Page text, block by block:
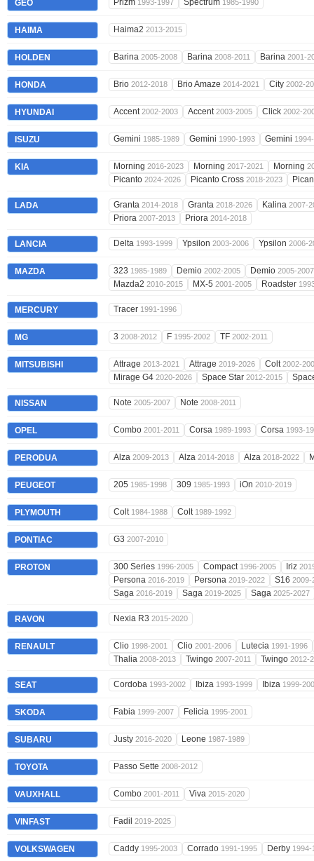
GEO Prizm 1993-1997 Spectrum 1985-1990
HAIMA Haima2 2013-2015
HOLDEN Barina 2005-2008 Barina 2008-2011 Barina 2001-
HONDA Brio 2012-2018 Brio Amaze 2014-2021 City 2002-
HYUNDAI Accent2002-2003 Accent2003-2005 Click 2002-
ISUZU Gemini 1985-1989 Gemini 1990-1993 Gemini
KIA Morning 2016-2023 Morning 2017-2021 Morning
Picanto 2024-2026 Picanto Cross 2018-2023
LADA Granta 2014-2018 Granta 2018-2026 Kalina 2007-
Priora 2007-2013 Priora 2014-2018
LANCIA Delta 1993-1999 Ypsilon 2003-2006 Ypsilon 2006-
MAZDA 323 1985-1989 Demio 2002-2005 Demio 2005-2007
Mazda2 2010-2015 MX-5 2001-2005 Roadster
MERCURY Tracer 1991-1996
MG 3 2008-2012 F 1995-2002 TF 2002-2011
MITSUBISHI Attrage 2013-2021 Attrage 2019-2026 Colt2002-
Mirage G4 2020-2026 Space Star 2012-2015
NISSAN Note 2005-2007 Note 2008-2011
OPEL Combo 2001-2011 Corsa 1989-1993 Corsa 1993-
PERODUA Alza 2009-2013 Alza 2014-2018 Alza 2018-2022
PEUGEOT 205 1985-1998 309 1985-1993 iOn 2010-2019
PLYMOUTH Colt 1984-1988 Colt 1989-1992
PONTIAC G3 2007-2010
PROTON 300 Series 1996-2005 Compact 1996-2005 Iriz
Persona 2016-2019 Persona 2019-2022 S16 2009-
Saga 2016-2019 Saga 2019-2025 Saga 2025-2027
RAVON Nexia R3 2015-2020
RENAULT Clio 1998-2001 Clio 2001-2006 Lutecia 1991-1996
Thalia 2008-2013 Twingo 2007-2011 Twingo 2012-
SEAT Cordoba 1993-2002 Ibiza 1993-1999 Ibiza 1999-
SKODA Fabia 1999-2007 Felicia 1995-2001
SUBARU Justy 2016-2020 Leone 1987-1989
TOYOTA Passo Sette 2008-2012
VAUXHALL Combo 2001-2011 Viva 2015-2020
VINFAST Fadil 2019-2025
VOLKSWAGEN Caddy 1995-2003 Corrado 1991-1995 Derby 1994-